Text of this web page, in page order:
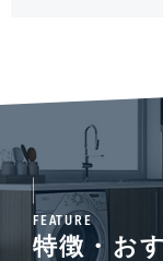
FEATURE
特徴・お